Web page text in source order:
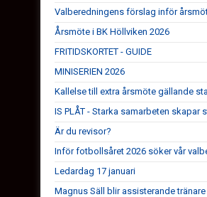
Valberedningens förslag inför
Årsmöte i BK Höllviken 2026
FRITIDSKORTET - GUIDE
MINISERIEN 2026
Kallelse till extra årsmöte gällande
IS PLÅT - Starka samarbeten skapar
Är du revisor?
Inför fotbollsåret 2026 söker vår
Ledardag 17 januari
Magnus Säll blir assisterande